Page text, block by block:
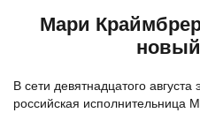
Мари
В сети девятнадцатого августа
российская исполнительница